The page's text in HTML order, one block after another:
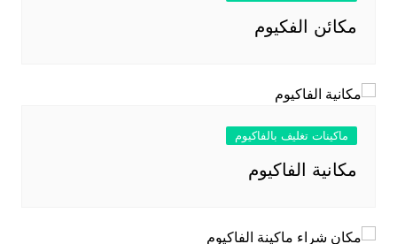
مكائن الفكيوم
ماكينات تغليف بالفاكيوم
مكانية الفاكيوم